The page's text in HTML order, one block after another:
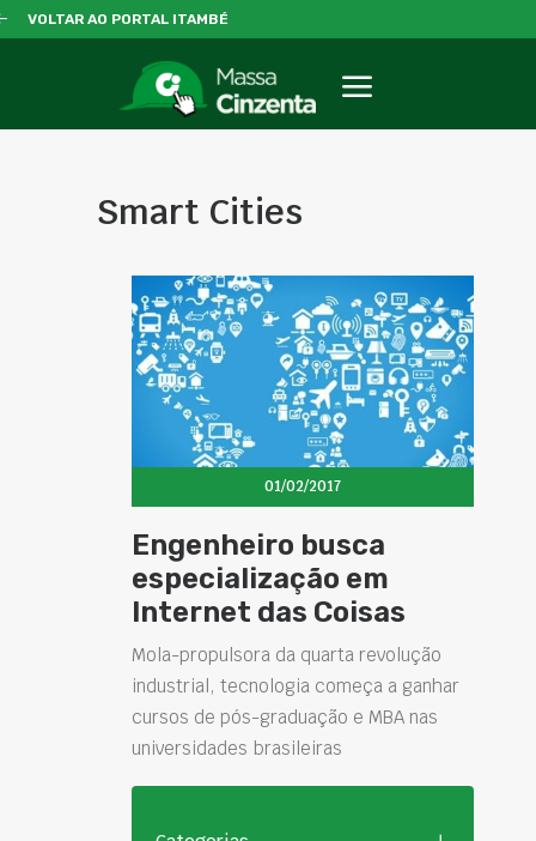
VOLTAR AO PORTAL ITAMBÉ
Smart Cities
01/02/2017
Engenheiro busca
especialização em
Internet das Coisas
Mola-propulsora da quarta revolução
industrial, tecnologia começa a ganhar
cursos de pós-graduação e MBA nas
universidades brasileiras